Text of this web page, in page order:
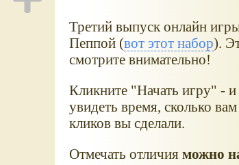
Третий выпуск онлайн
Пеппой (вот этот набор).
смотрите внимательно!
Кликните "Начать игру" -
увидеть время, сколько
кликов вы сделали.
Отмечать отличия можно